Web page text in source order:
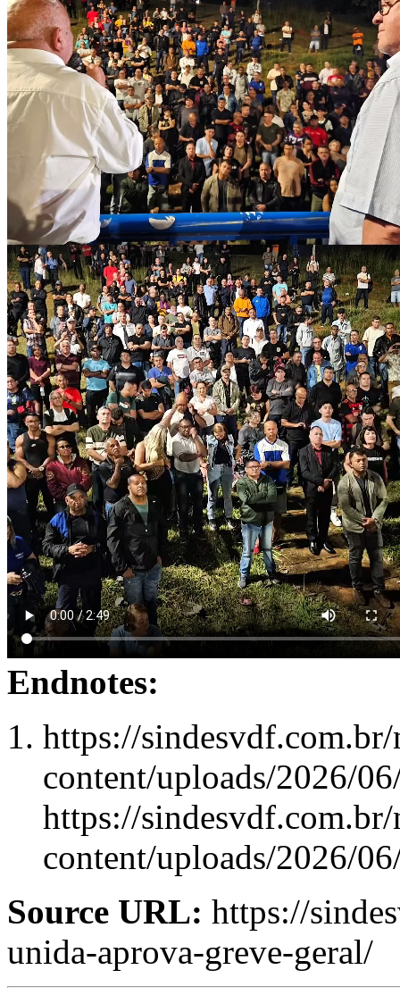
Endnotes:
https://
content/uploads/2026/
https://
content/uploads/2026/
Source URL: https://
unida-aprova-greve-geral/